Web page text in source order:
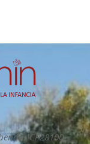
CP28100